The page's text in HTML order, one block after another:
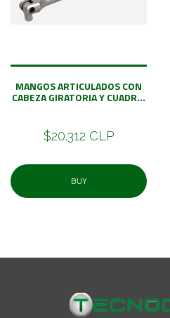
MANGOS ARTICULADOS CON
CABEZA GIRATORIA Y CUADR...
$20.312 CLP
BUY